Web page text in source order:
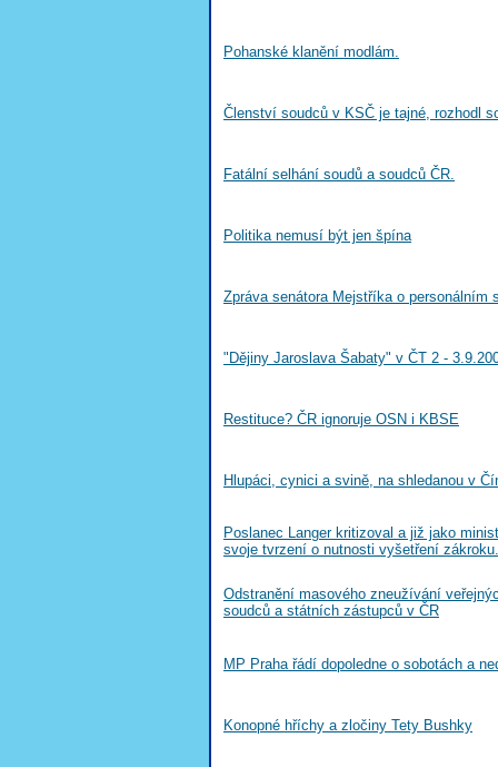
Pohanské klanění modlám.
Členství soudců v KSČ je tajné, rozhodl
Fatální selhání soudů a soudců ČR.
Politika nemusí být jen špína
Zpráva senátora Mejstříka o personálním
"Dějiny Jaroslava Šabaty" v ČT 2 -
Restituce? ČR ignoruje OSN i KBSE
Hlupáci, cynici a svině, na shledanou v
Poslanec Langer kritizoval a již jako
svoje tvrzení o nutnosti vyšetření zákroku.
Odstranění masového zneužívání
soudců a státních zástupců v ČR
MP Praha řádí dopoledne o sobotách a
Konopné hříchy a zločiny Tety Bushky